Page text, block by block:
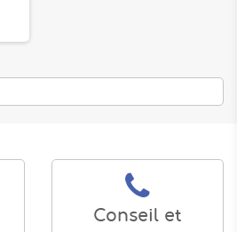
Conseil et